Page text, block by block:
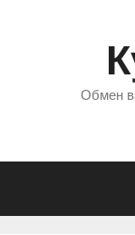
Обмен